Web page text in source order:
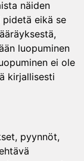
näiden
eikä se
luopuminen
ei ole
kirjallisesti
pyynnöt,